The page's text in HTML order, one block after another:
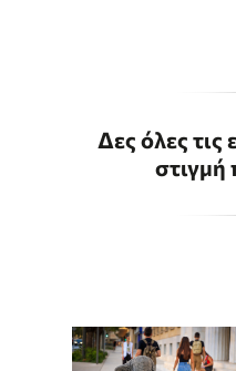
Δες όλες τις
στιγμή